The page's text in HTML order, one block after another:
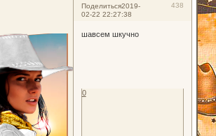
Поделиться 438
2019-
02-22 22:27:38
шавсем шкучно
0